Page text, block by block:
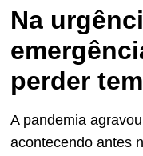
Na
perder
A pandemia
acontecendo antes